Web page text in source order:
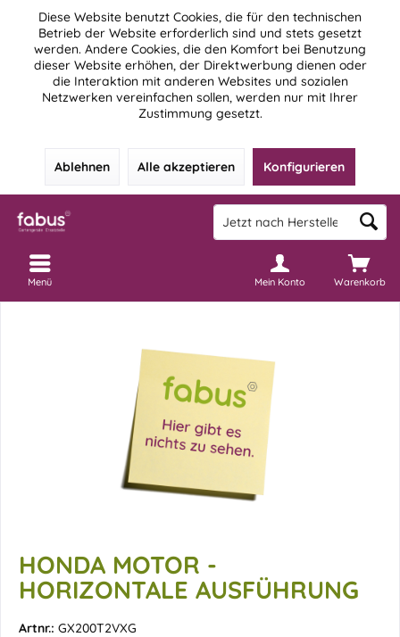
Diese Website benutzt Cookies, die für den technischen
Betrieb der Website erforderlich sind und stets gesetzt
werden. Andere Cookies, die den Komfort bei Benutzung
dieser Website erhöhen, der Direktwerbung dienen oder
die Interaktion mit anderen Websites und sozialen
Netzwerken vereinfachen sollen, werden nur mit Ihrer
Zustimmung gesetzt.
Ablehnen Alle akzeptieren Konfigurieren
Warenkorb
Mein Konto
Menü
HONDA MOTOR -
HORIZONTALE AUSFÜHRUNG
Artnr.: GX200T2VXG